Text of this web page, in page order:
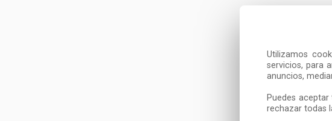
Utilizamos
servicios, para
anuncios,
Puedes
rechazar todas